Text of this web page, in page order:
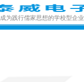
成为践行儒家思想的学校型企业